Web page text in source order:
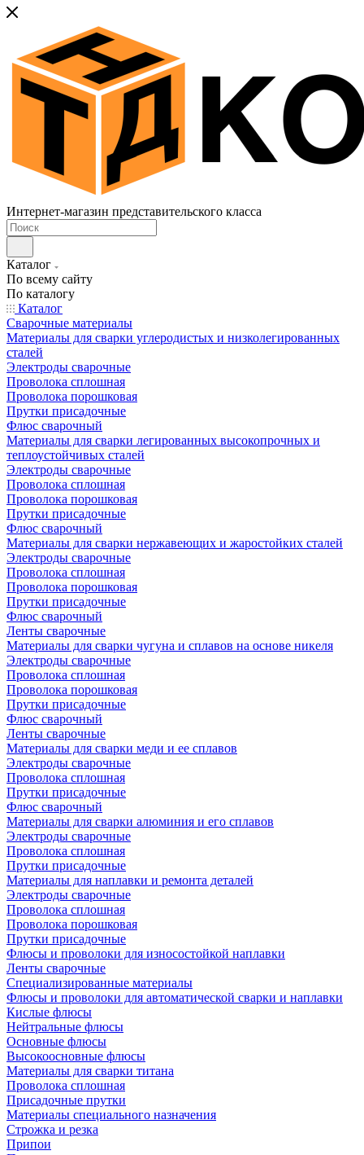
Интернет-магазин представительского класса
Каталог
По всему сайту
По каталогу
Каталог
Сварочные материалы
Материалы для сварки углеродистых и низколегированных
сталей
Электроды сварочные
Проволока сплошная
Проволока порошковая
Прутки присадочные
Флюс сварочный
Материалы для сварки легированных высокопрочных и
теплоустойчивых сталей
Электроды сварочные
Проволока сплошная
Проволока порошковая
Прутки присадочные
Флюс сварочный
Материалы для сварки нержавеющих и жаростойких сталей
Электроды сварочные
Проволока сплошная
Проволока порошковая
Прутки присадочные
Флюс сварочный
Ленты сварочные
Материалы для сварки чугуна и сплавов на основе никеля
Электроды сварочные
Проволока сплошная
Проволока порошковая
Прутки присадочные
Флюс сварочный
Ленты сварочные
Материалы для сварки меди и ее сплавов
Электроды сварочные
Проволока сплошная
Прутки присадочные
Флюс сварочный
Материалы для сварки алюминия и его сплавов
Электроды сварочные
Проволока сплошная
Прутки присадочные
Материалы для наплавки и ремонта деталей
Электроды сварочные
Проволока сплошная
Проволока порошковая
Прутки присадочные
Флюсы и проволоки для износостойкой наплавки
Ленты сварочные
Специализированные материалы
Флюсы и проволоки для автоматической сварки и наплавки
Кислые флюсы
Нейтральные флюсы
Основные флюсы
Высокоосновные флюсы
Материалы для сварки титана
Проволока сплошная
Присадочные прутки
Материалы специального назначения
Строжка и резка
Припои